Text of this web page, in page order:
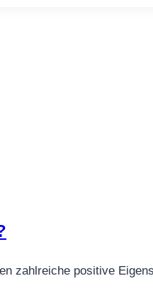
zahlreiche positive